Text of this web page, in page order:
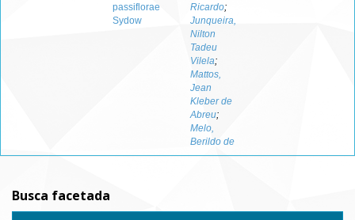
passiflorae
Sydow
Ricardo;
Junqueira,
Nilton
Tadeu
Vilela;
Mattos,
Jean
Kleber de
Abreu;
Melo,
Berildo de
Busca facetada